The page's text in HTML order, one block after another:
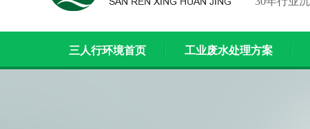
三人行环境首页 工业废水处理方案